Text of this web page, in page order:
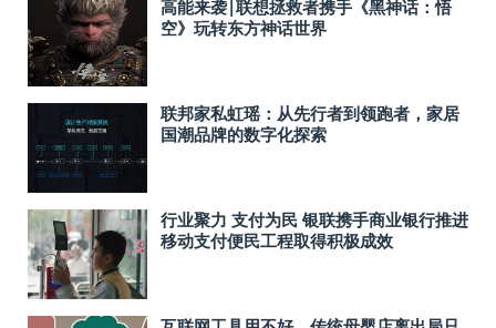
高能来袭|联想拯救者携手《黑神话：悟
空》玩转东方神话世界
联邦家私虹瑶：从先行者到领跑者，家居
国潮品牌的数字化探索
行业聚力 支付为民 银联携手商业银行推进
移动支付便民工程取得积极成效